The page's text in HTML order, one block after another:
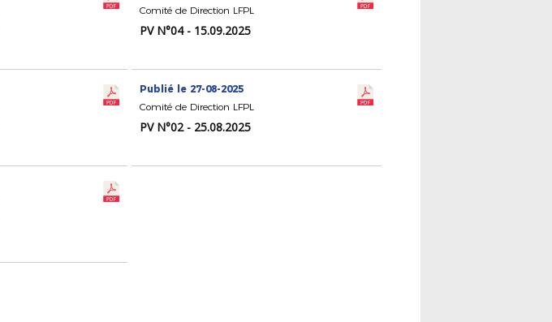
Comité de Direction LFPL
PV N°04 - 15.09.2025
Publié le 27-08-2025
Comité de Direction LFPL
PV N°02 - 25.08.2025